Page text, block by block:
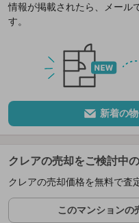
情報が掲載されたら、メール
す。
新着の
クレアの売却をご検討中
クレアの売却価格を無料で査
このマンションの